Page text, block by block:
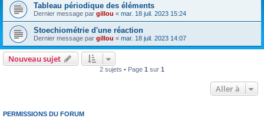
Tableau périodique des éléments
Dernier message par gillou « mar. 18 juil. 2023 15:24
Stoechiométrie d'une réaction
Dernier message par gillou « mar. 18 juil. 2023 14:07
Nouveau sujet
2 sujets • Page 1 sur 1
Aller à
PERMISSIONS DU FORUM